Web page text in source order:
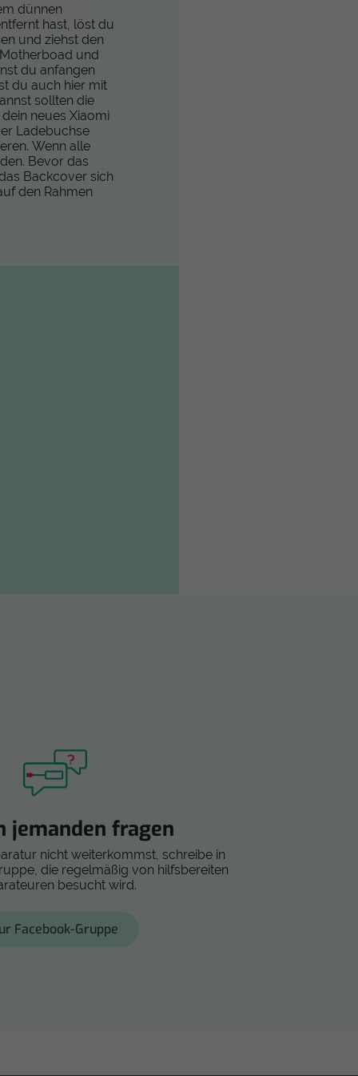
dünnen
hast, löst du
und ziehst den
und
du anfangen
du auch hier mit
sollten die
neues Xiaomi
Ladebuchse
Wenn alle
Bevor das
Backcover sich
den Rahmen
jemanden fragen
nicht weiterkommst, schreibe in
die regelmäßig von hilfsbereiten
besucht wird.
Facebook-Gruppe